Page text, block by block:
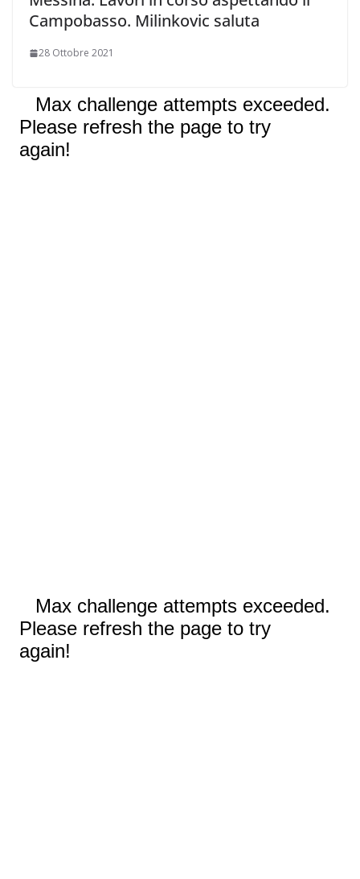
Campobasso. Milinkovic saluta
28 Ottobre 2021